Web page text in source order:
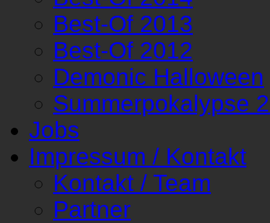
Best-Of 2013
Best-Of 2012
Demonic Halloween
Summerpokalypse
Jobs
Impressum / Kontakt
Kontakt / Team
Partner